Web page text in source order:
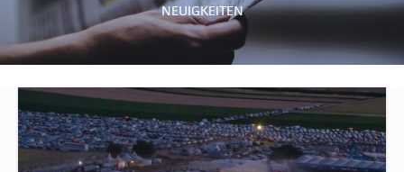
NEUIGKEITEN